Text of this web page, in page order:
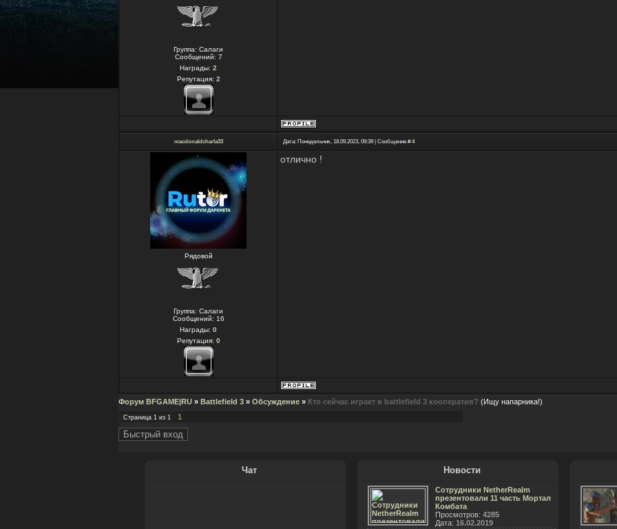
Группа: Салаги
Сообщений: 7
Награды: 2
Репутация: 2
macdonaldcharla33 Дата: Понедельник, 18.09.2023, 09:39 | Сообщение #4
Рядовой
Группа: Салаги
Сообщений: 16
Награды: 0
Репутация: 0
отлично !
Форум BFGAME|RU » Battlefield 3 » Обсуждение » Кто сейчас играет в battlefield 3 кооператив? (Ищу напарника!)
Страница 1 из 1 1
Чат Новости
Сотрудники NetherRealm
презентовали 11 часть Мортал
Комбата
Просмотров: 4285
Дата: 16.02.2019